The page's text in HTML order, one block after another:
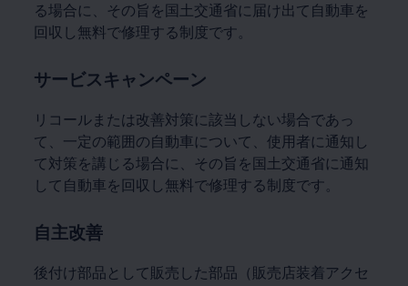
る場合に、その旨を国土交通省に届け出て自動車を
回収し無料で修理する制度です。
サービスキャンペーン
リコールまたは改善対策に該当しない場合であっ
て、一定の範囲の自動車について、使用者に通知し
て対策を講じる場合に、その旨を国土交通省に通知
して自動車を回収し無料で修理する制度です。
自主改善
後付け部品として販売した部品（販売店装着アクセ